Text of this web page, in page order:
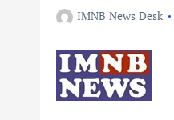
IMNB News Desk